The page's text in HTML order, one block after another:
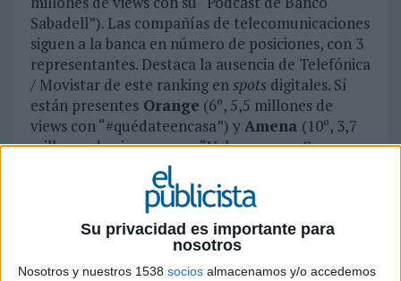
Su privacidad es importante para
nosotros
Nosotros y nuestros 1538 socios almacenamos y/o accedemos
Sabadell”). Las compañías de telecomunicaciones
siguen a la banca en número de posiciones, con 3
representantes. Destaca la ausencia de Telefónica
/ Movistar de este ranking enspots digitales. Sí
están presentesOrange (6º, 5,5 millones de
views con “#quédateencasa”) yAmena (10º, 3,7
millones de views con su “Volveremos a Ser
Libres”). Completan este ranking 2 marcas de
sectores diferentes: Gran Consumo, con
(7º, 5,4 millones de views con
“Seguimos Cerca de Ti”); y Electrónica, con
(9º, 4,4 millones de views con –
“Stay Apart, Stay Together”).